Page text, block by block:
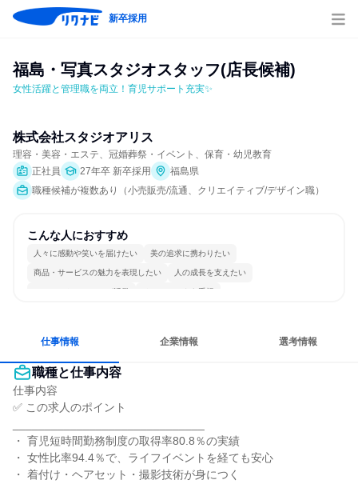
新卒採用
福島・写真スタジオスタッフ(店長候補)
女性活躍と管理職を両立！育児サポート充実✨
株式会社スタジオアリス
理容・美容・エステ、冠婚葬祭・イベント、保育・幼児教育
正社員
27年卒 新卒採用
福島県
職種候補が複数あり（小売販売/流通、クリエイティブ/デザイン職）
こんな人におすすめ
人々に感動や笑いを届けたい 美の追求に携わりたい
商品・サービスの魅力を表現したい 人の成長を支えたい
コミュニケーションが活発 チームワークを重視
仕事情報 企業情報 選考情報
職種と仕事内容
仕事内容
✅ この求人のポイント
・ 育児短時間勤務制度の取得率80.8％の実績
・ 女性比率94.4％で、ライフイベントを経ても安心
・ 着付け・ヘアセット・撮影技術が身につく